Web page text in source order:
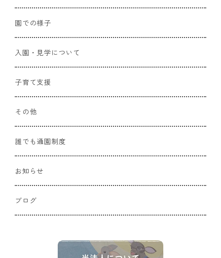
園での様子
入園・見学について
子育て支援
その他
誰でも通園制度
お知らせ
ブログ